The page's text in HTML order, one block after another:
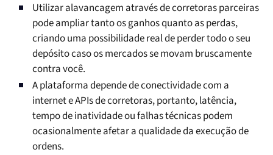
Utilizar alavancagem através de corretoras parceiras
pode ampliar tanto os ganhos quanto as perdas,
criando uma possibilidade real de perder todo o seu
depósito caso os mercados se movam bruscamente
contra você.
A plataforma depende de conectividade com a
internet e APIs de corretoras, portanto, latência,
tempo de inatividade ou falhas técnicas podem
ocasionalmente afetar a qualidade da execução de
ordens.